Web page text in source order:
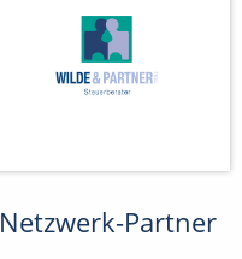
Netzwerk-Partner